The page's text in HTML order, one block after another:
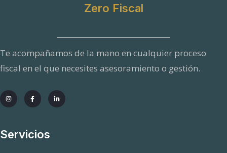
Zero Fiscal
Te acompañamos de la mano en cualquier proceso
fiscal en el que necesites asesoramiento o gestión.
Servicios